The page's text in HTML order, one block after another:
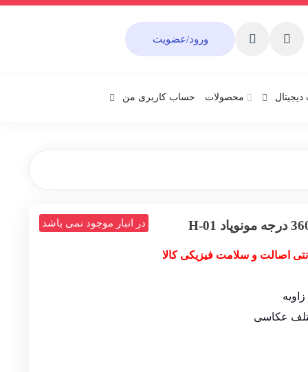
ورود/عضویت
محصولات حساب کاربری من
اصالت و سلامت فیزیکی کالا
عکاسی
در انبار موجود نمی باشد